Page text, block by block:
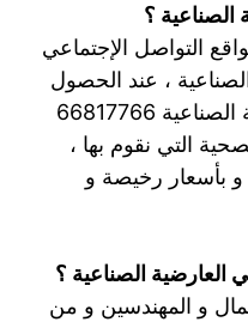
؟
التواصل الإجتماعي
، عند الحصول
على رقم فني صحي العارضية الصناعية 66817766
التي نقوم بها ،
و بأسعار رخيصة و
الصناعية ؟
و المهندسين و من